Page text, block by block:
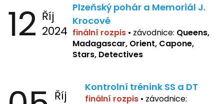
12 Říj
2024
Plzeňský pohár a Memoriál J.
Krocové
finální rozpis • závodnice: Queens,
Madagascar, Orient, Capone,
Stars, Detectives
Říj
Kontrolní trénink SS a DT
finální rozpis • závodnice: